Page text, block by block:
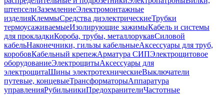
штепселиЗаземлениеЭлектромонтажные
изделияКлеммыСредства диэлектрическиеТрубки
термоусаживаемыеИзолирующие зажимыКабель и системы
для прокладкиКороба, трубы, металлорукавСиловой
кабельНаконечники, гильзы кабельныеАксессуары для труб,
коробовКабельный крепежАрматура СИПЭлектрощитовое
оборудованиеЭлектрощитыАксессуары для
электрощитаШины электротехническиеВыключатели
путевые, концевыеТрансформаторыАппаратура
управленияРубильникиПредохранителиЧастотные